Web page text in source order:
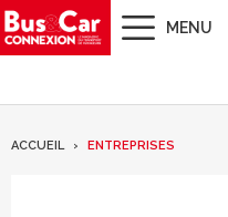
MENU
ACCUEIL ENTREPRISES